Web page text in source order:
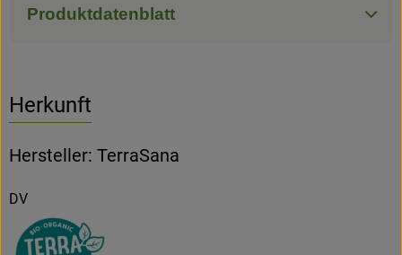
Produktdatenblatt
Herkunft
Hersteller: TerraSana
DV